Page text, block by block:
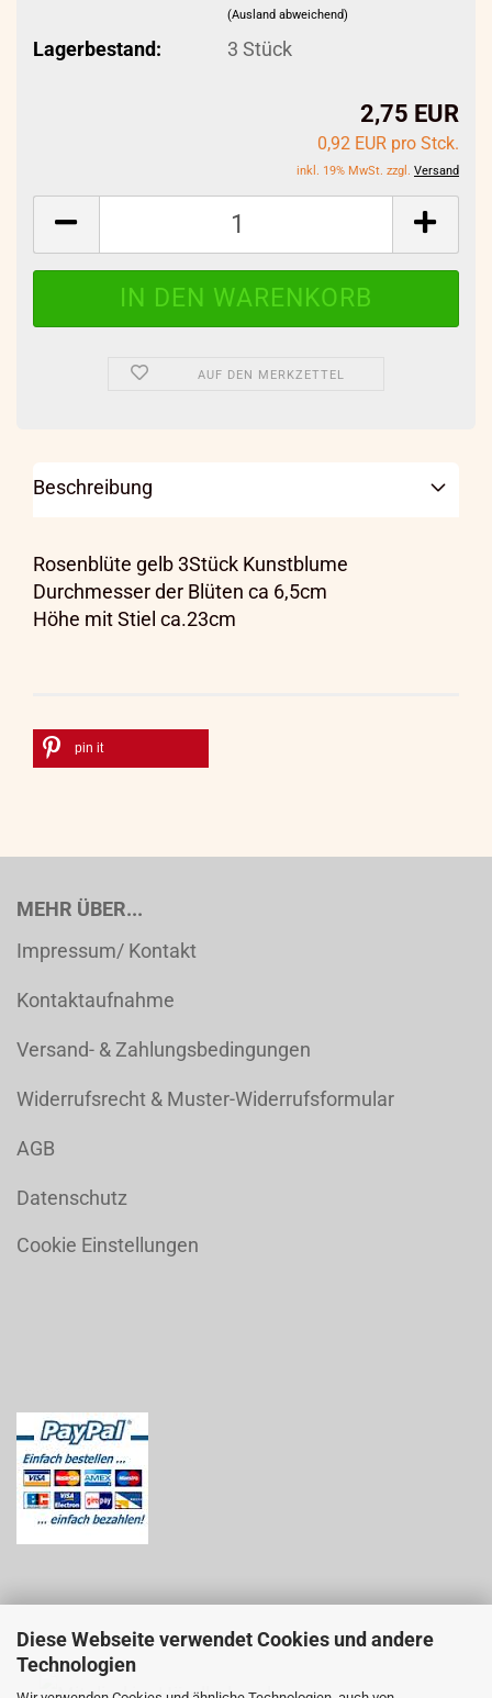
Diese Webseite verwendet Cookies und andere
Technologien
(Ausland abweichend)
Lagerbestand: 3 Stück
2,75 EUR
0,92 EUR pro Stck.
inkl. 19% MwSt. zzgl. Versand
AUF DEN MERKZETTEL
Beschreibung
Rosenblüte gelb 3Stück Kunstblume
Durchmesser der Blüten ca 6,5cm
Höhe mit Stiel ca.23cm
pin it
MEHR ÜBER...
Impressum/ Kontakt
Kontaktaufnahme
Versand- & Zahlungsbedingungen
Widerrufsrecht & Muster-Widerrufsformular
AGB
Datenschutz
Cookie Einstellungen